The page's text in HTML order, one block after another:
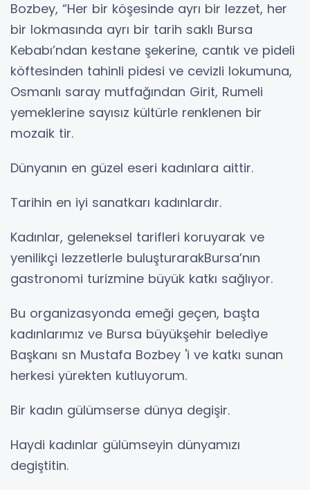
Bozbey, “Her bir köşesinde ayrı bir lezzet, her
bir lokmasında ayrı bir tarih saklı Bursa
Kebabı’ndan kestane şekerine, cantık ve pideli
köftesinden tahinli pidesi ve cevizli lokumuna,
Osmanlı saray mutfağından Girit, Rumeli
yemeklerine sayısız kültürle renklenen bir
mozaik tir.
Dünyanın en güzel eseri kadınlara aittir.
Tarihin en iyi sanatkarı kadınlardır.
Kadınlar, geleneksel tarifleri koruyarak ve
yenilikçi lezzetlerle buluşturarakBursa’nın
gastronomi turizmine büyük katkı sağlıyor.
Bu organizasyonda emeği geçen, başta
kadınlarımız ve Bursa büyükşehir belediye
Başkanı sn Mustafa Bozbey 'i ve katkı sunan
herkesi yürekten kutluyorum.
Bir kadın gülümserse dünya degişir.
Haydi kadınlar gülümseyin dünyamızı
degiştitin.